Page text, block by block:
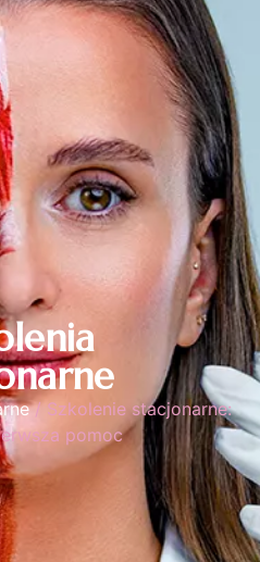
/ Szkolenie stacjonarne:
pomoc